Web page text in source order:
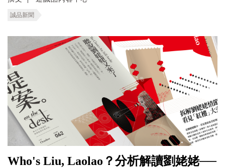
誠品新聞
Who's Liu, Laolao？分析解讀劉姥姥──